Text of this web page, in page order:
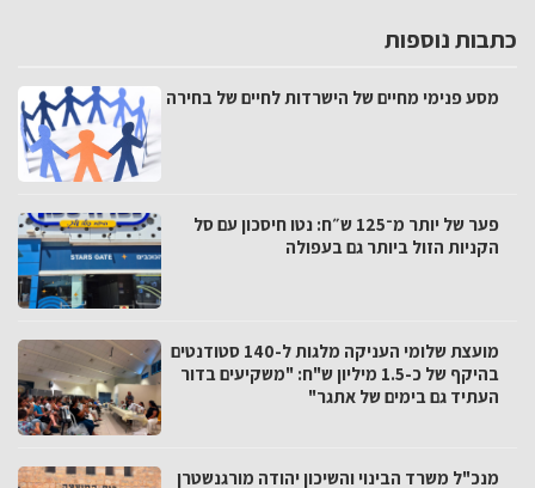
כתבות נוספות
מסע פנימי מחיים של הישרדות לחיים של בחירה
פער של יותר מ־125 ש״ח: נטו חיסכון עם סל
הקניות הזול ביותר גם בעפולה
מועצת שלומי העניקה מלגות ל-140 סטודנטים
בהיקף של כ-1.5 מיליון ש"ח: "משקיעים בדור
העתיד גם בימים של אתגר"
מנכ"ל משרד הבינוי והשיכון יהודה מורגנשטרן